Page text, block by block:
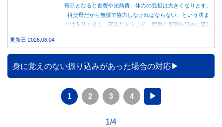
毎日となると食費や光熱費、体力の負担は大きくなります。
祖父母だから無償で協力しなければならない、という決ま
りはありません。家族だからこそ、費用と役割を早めに話し
更新日:2026.08.04
身に覚えのない振り込みがあった場合の対応
1 2 3 4 ▶
1/4